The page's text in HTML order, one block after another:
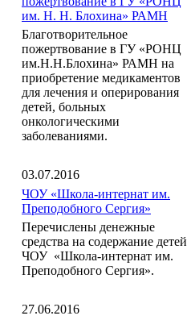
им. Н. Н. Блохина» РАМН
Благотворительное
пожертвование в ГУ «РОНЦ
им.Н.Н.Блохина» РАМН на
приобретение медикаментов
для лечения и оперирования
детей, больных
онкологическими
заболеваниями.
03.07.2016
ЧОУ «Школа-интернат им.
Преподобного Сергия»
Перечислены денежные
средства на содержание детей
ЧОУ «Школа-интернат им.
Преподобного Сергия».
27.06.2016